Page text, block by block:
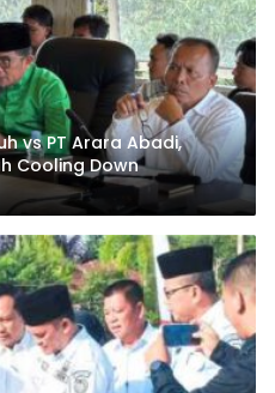
vs PT Arara Abadi,
Cooling Down